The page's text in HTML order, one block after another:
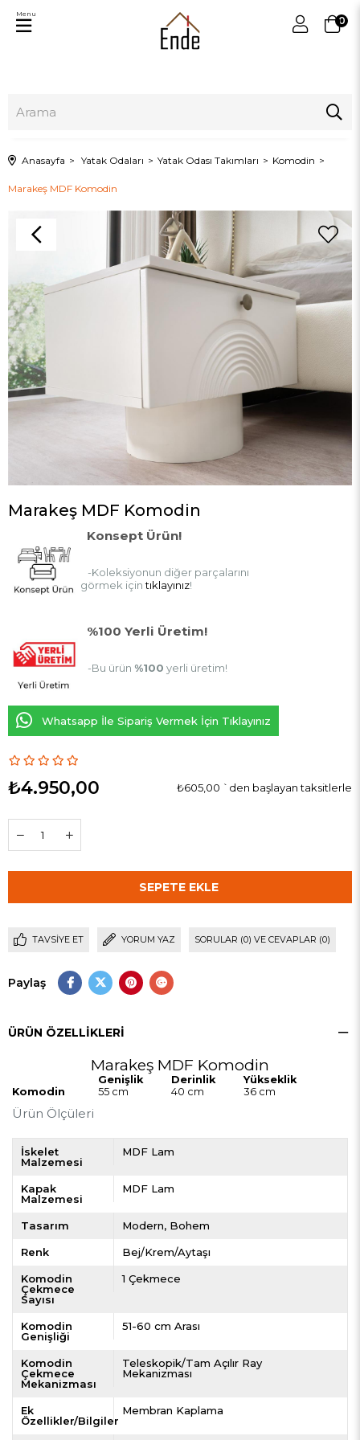
0
Menu
Anasayfa Yatak Odaları Yatak Odası Takımları Komodin
Marakeş MDF Komodin
Marakeş MDF Komodin
Konsept Ürün!
-Koleksiyonun diğer parçalarını
görmek içintıklayınız!
%100 Yerli Üretim!
-Bu ürün %100 yerli üretim!
Whatsapp İle Sipariş Vermek İçin Tıklayınız
₺4.950,00 ₺605,00 `den başlayan taksitlerle
TAVSIYE ET YORUM YAZ SORULAR (0) VE CEVAPLAR (0)
Paylaş
ÜRÜN ÖZELLIKLERI
Marakeş MDF Komodin
Ürün Ölçüleri
Genişlik Derinlik
Yükseklik
Komodin
55 cm 40 cm 36 cm
İskelet
Malzemesi
MDF Lam
Kapak
Malzemesi
MDF Lam
Tasarım Modern Bohem
Renk Bej/Krem/Aytaşı
Komodin
Çekmece
Sayısı
1 Çekmece
Komodin
Genişliği
51-60 cm Arası
Komodin
Çekmece
Mekanizması
Teleskopik/Tam Açılır Ray
Mekanizması
Ek
Özellikler/Bilgiler
Membran Kaplama